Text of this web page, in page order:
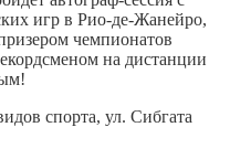
игр в Рио-де-Жанейро,
чемпионатов
на дистанции
спорта, ул. Сибгата